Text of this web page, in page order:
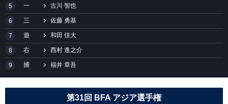
5 一 古川 智也
6 三 佐藤 勇基
7 遊 和田 佳大
8 右 西村 進之介
9 捕 福井 章吾
第31回 BFA アジア選手権